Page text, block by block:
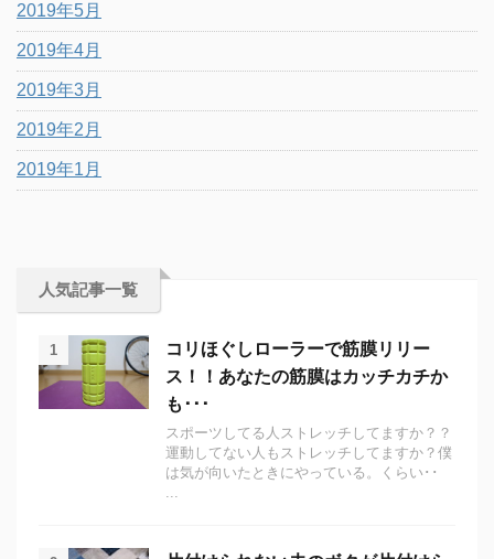
2019年5月
2019年4月
2019年3月
2019年2月
2019年1月
人気記事一覧
1
コリほぐしローラーで筋膜リリー
ス！！あなたの筋膜はカッチカチか
も･･･
スポーツしてる人ストレッチしてますか？？
運動してない人もストレッチしてますか？僕
は気が向いたときにやっている。くらい･･
...